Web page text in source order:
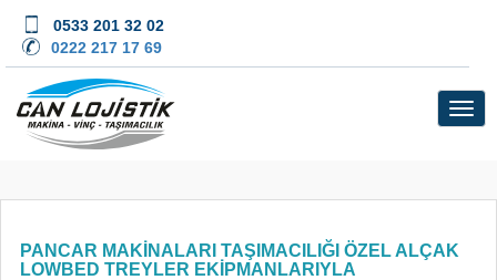
0533 201 32 02
0222 217 17 69
PANCAR MAKİNALARI TAŞIMACILIĞI ÖZEL ALÇAK
LOWBED TREYLER EKİPMANLARIYLA